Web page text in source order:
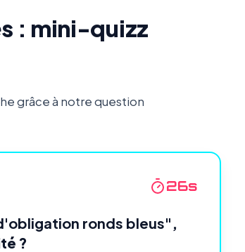
: mini-quizz
grâce à notre question
25s
ronds bleus",
?